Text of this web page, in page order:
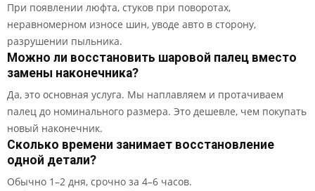
При появлении люфта, стуков при поворотах,
неравномерном износе шин, уводе авто в сторону,
разрушении пыльника.
Можно ли восстановить шаровой палец вместо
замены наконечника?
Да, это основная услуга. Мы наплавляем и протачиваем
палец до номинального размера. Это дешевле, чем покупать
новый наконечник.
Сколько времени занимает восстановление
одной детали?
Обычно 1–2 дня, срочно за 4–6 часов.